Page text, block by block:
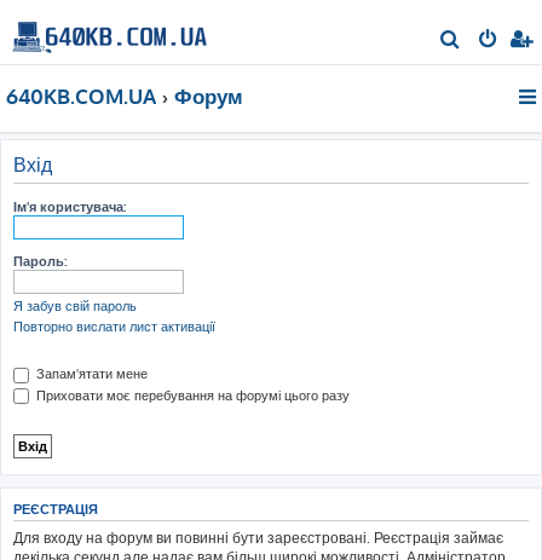
о
640KB.COM.UA Форум
Вхід
Ім'я користувача:
Пароль:
Я забув свій пароль
Повторно вислати лист активації
Запам'ятати мене
Приховати моє перебування на форумі цього разу
РЕЄСТРАЦІЯ
Для входу на форум ви повинні бути зареєстровані. Реєстрація займає
декілька секунд але надає вам більш широкі можливості. Адміністратор